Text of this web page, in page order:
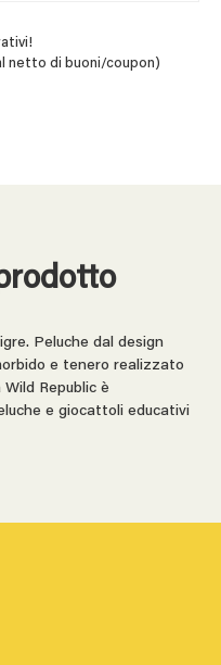
netto di buoni/coupon)
Peluche dal design
e tenero realizzato
Republic è
e giocattoli educativi